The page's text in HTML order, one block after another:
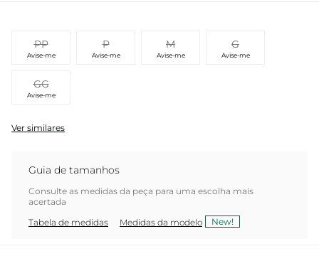
PP
Avise-me
P
Avise-me
M
Avise-me
G
Avise-me
GG
Avise-me
Ver similares
Guia de tamanhos
Consulte as medidas da peça para uma escolha mais
acertada
Tabela de medidas
Medidas da modelo New!